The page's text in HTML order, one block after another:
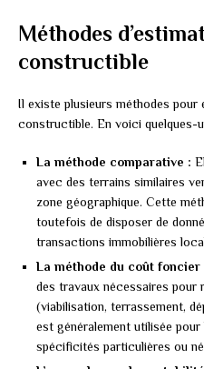
Méthodes
constructible
Il existe plusieurs méthodes pour
constructible. En voici quelques-
La méthode comparative :
avec des terrains similaires
zone géographique. Cette
toutefois de disposer de
transactions immobilières
La méthode du coût foncier
des travaux nécessaires
(viabilisation, terrassement,
est généralement utilisée
spécificités particulières ou